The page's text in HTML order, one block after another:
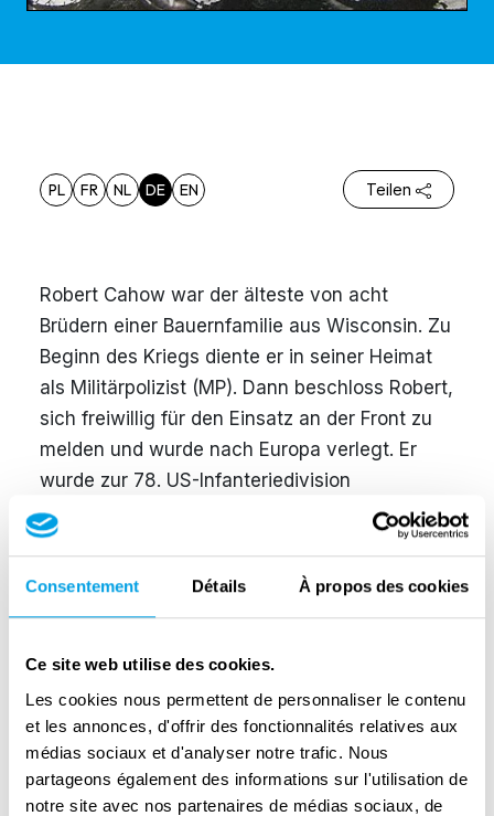
Consentement Détails À propos des cookies
Ce site web utilise des cookies.
Les cookies nous permettent de personnaliser le contenu
et les annonces, d'offrir des fonctionnalités relatives aux
médias sociaux et d'analyser notre trafic. Nous
partageons également des informations sur l'utilisation de
notre site avec nos partenaires de médias sociaux, de
PL FR NL DE EN Teilen
Robert Cahow war der älteste von acht
Brüdern einer Bauernfamilie aus Wisconsin. Zu
Beginn des Kriegs diente er in seiner Heimat
als Militärpolizist (MP). Dann beschloss Robert,
sich freiwillig für den Einsatz an der Front zu
melden und wurde nach Europa verlegt. Er
wurde zur 78. US-Infanteriedivision
abkommandiert. Im Herbst 1944 wurde seine
Einheit in die schweren Kämpfe im
Hürtgenwald verwickelt. Als die
Vormarsch zum Stillstand. Die 78. US-
Infanteriedivision unternahm einen Versuch,
die Splitterschutzzellen (Betonbunker)
einzunehmen, die eine strategische Anhöhe
namens Ochsenkopf übersäten. Im Verlauf der